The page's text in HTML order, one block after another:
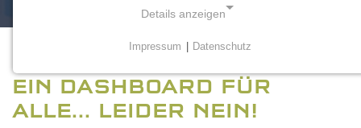
EIN DASHBOARD FÜR
ALLE... LEIDER NEIN!
Details anzeigen
Notwendige Cookies ermöglichen grundlegende
Funktionen und sind für die einwandfreie Funktion der
Website erforderlich.
Impressum Datenschutz